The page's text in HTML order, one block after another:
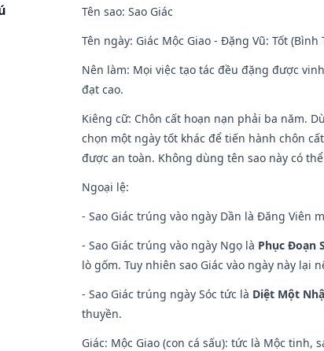
Tên sao: Sao Giác
Tên ngày: Giác Mộc Giao - Đặng Vũ: Tốt
Nên làm: Mọi việc tạo tác đều đặng được
đạt cao.
Kiêng cữ: Chôn cất hoạn nạn phải ba năm.
chọn một ngày tốt khác để tiến hành chôn
được an toàn. Không dùng tên sao này có
Ngoại lệ:
- Sao Giác trúng vào ngày Dần là Đăng Viên
- Sao Giác trúng vào ngày Ngọ là Phục Đoạn
lò gốm. Tuy nhiên sao Giác vào ngày này
- Sao Giác trúng ngày Sóc tức là Diệt Một
thuyền.
Giác: Mộc Giao (con cá sấu): tức là Mộc